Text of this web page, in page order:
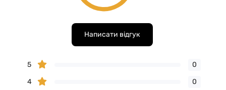
Написати відгук
5
0
4
0